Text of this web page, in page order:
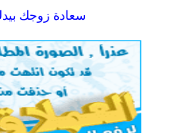
سعادة زوجك